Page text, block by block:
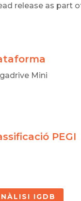
release as part
Mini
PEGI
IGDB